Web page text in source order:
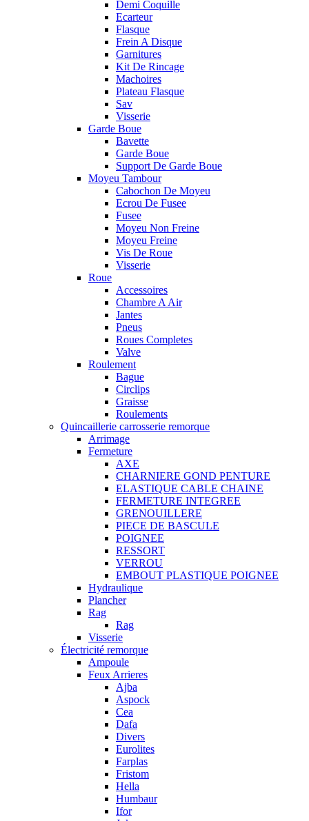
Demi Coquille
Ecarteur
Flasque
Frein A Disque
Garnitures
Kit De Rincage
Machoires
Plateau Flasque
Sav
Visserie
Garde Boue
Bavette
Garde Boue
Support De Garde Boue
Moyeu Tambour
Cabochon De Moyeu
Ecrou De Fusee
Fusee
Moyeu Non Freine
Moyeu Freine
Vis De Roue
Visserie
Roue
Accessoires
Chambre A Air
Jantes
Pneus
Roues Completes
Valve
Roulement
Bague
Circlips
Graisse
Roulements
Quincaillerie carrosserie remorque
Arrimage
Fermeture
AXE
CHARNIERE GOND PENTURE
ELASTIQUE CABLE CHAINE
FERMETURE INTEGREE
GRENOUILLERE
PIECE DE BASCULE
POIGNEE
RESSORT
VERROU
EMBOUT PLASTIQUE POIGNEE
Hydraulique
Plancher
Rag
Rag
Visserie
Électricité remorque
Ampoule
Feux Arrieres
Ajba
Aspock
Cea
Dafa
Divers
Eurolites
Farplas
Fristom
Hella
Humbaur
Ifor